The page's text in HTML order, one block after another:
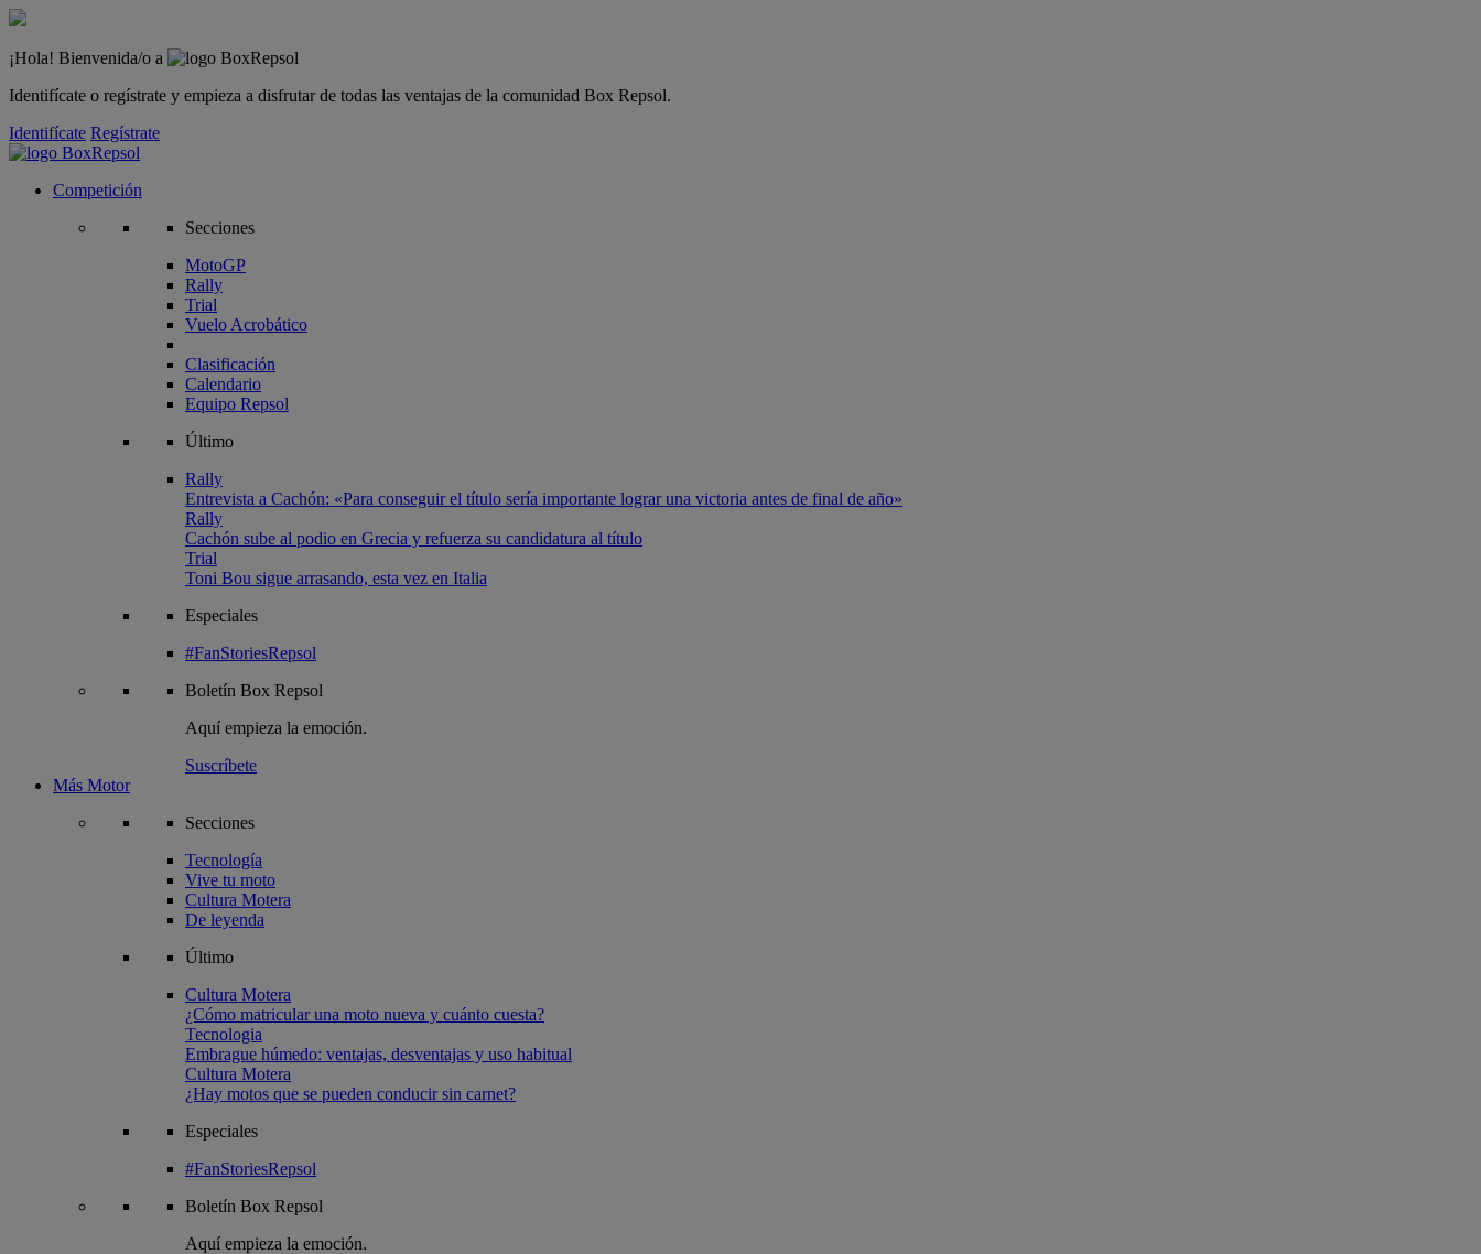
¡Hola! Bienvenida/o a
Identifícate o regístrate y empieza a disfrutar de todas las ventajas de la comunidad Box Repsol.
Identifícate Regístrate
Competición
Secciones
MotoGP
Rally
Trial
Vuelo Acrobático
Clasificación
Calendario
Equipo Repsol
Último
Rally
Entrevista a Cachón: «Para conseguir el título sería importante lograr una victoria antes de final de año»
Rally
Cachón sube al podio en Grecia y refuerza su candidatura al título
Trial
Toni Bou sigue arrasando, esta vez en Italia
Especiales
#FanStoriesRepsol
Boletín Box Repsol
Aquí empieza la emoción.
Suscríbete
Más Motor
Secciones
Tecnología
Vive tu moto
Cultura Motera
De leyenda
Último
Cultura Motera
¿Cómo matricular una moto nueva y cuánto cuesta?
Tecnologia
Embrague húmedo: ventajas, desventajas y uso habitual
Cultura Motera
¿Hay motos que se pueden conducir sin carnet?
Especiales
#FanStoriesRepsol
Boletín Box Repsol
Aquí empieza la emoción.